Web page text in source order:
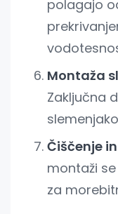
polagajo
Montaža
Zaključna
Čiščenje
montaži
za